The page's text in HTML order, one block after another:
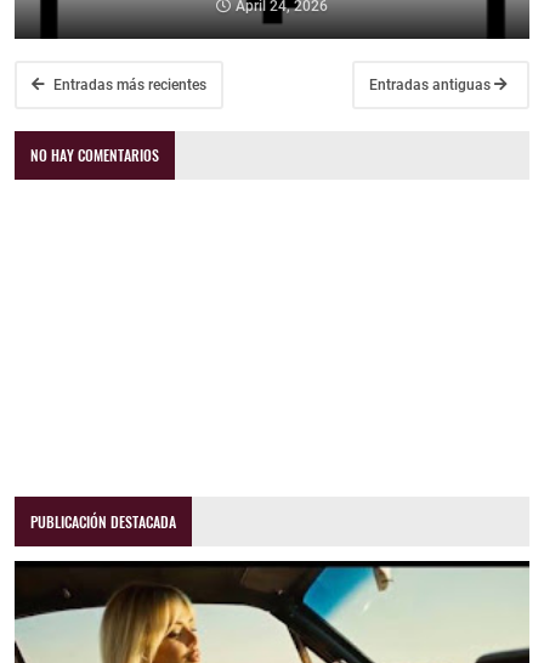
April 24, 2026
Entradas más recientes Entradas antiguas
NO HAY COMENTARIOS
PUBLICACIÓN DESTACADA